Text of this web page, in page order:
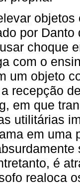
por Danto
choque
com o
um objeto
recepção
em que
utilitárias
em uma
é
realoca